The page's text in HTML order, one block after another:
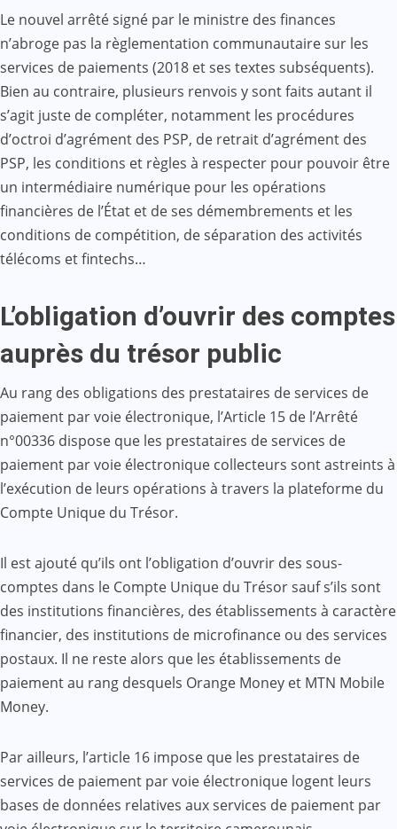
Le nouvel arrêté signé par le ministre des finances
n’abroge pas la règlementation communautaire sur les
services de paiements (2018 et ses textes subséquents).
Bien au contraire, plusieurs renvois y sont faits autant il
s’agit juste de compléter, notamment les procédures
d’octroi d’agrément des PSP, de retrait d’agrément des
PSP, les conditions et règles à respecter pour pouvoir être
un intermédiaire numérique pour les opérations
financières de l’État et de ses démembrements et les
conditions de compétition, de séparation des activités
télécoms et fintechs…
L’obligation d’ouvrir des comptes
auprès du trésor public
Au rang des obligations des prestataires de services de
paiement par voie électronique, l’Article 15 de l’Arrêté
n°00336 dispose que les prestataires de services de
paiement par voie électronique collecteurs sont astreints à
l’exécution de leurs opérations à travers la plateforme du
Compte Unique du Trésor.
Il est ajouté qu’ils ont l’obligation d’ouvrir des sous-
comptes dans le Compte Unique du Trésor sauf s’ils sont
des institutions financières, des établissements à caractère
financier, des institutions de microfinance ou des services
postaux. Il ne reste alors que les établissements de
paiement au rang desquels Orange Money et MTN Mobile
Money.
Par ailleurs, l’article 16 impose que les prestataires de
services de paiement par voie électronique logent leurs
bases de données relatives aux services de paiement par